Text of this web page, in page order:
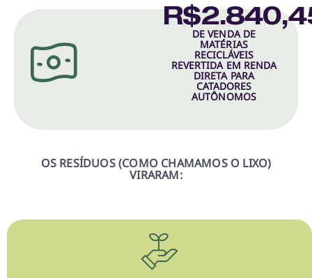
DE VENDA DE
MATÉRIAS
RECICLÁVEIS
REVERTIDA EM RENDA
DIRETA PARA
CATADORES
AUTÔNOMOS
OS RESÍDUOS (COMO CHAMAMOS O LIXO)
VIRARAM: